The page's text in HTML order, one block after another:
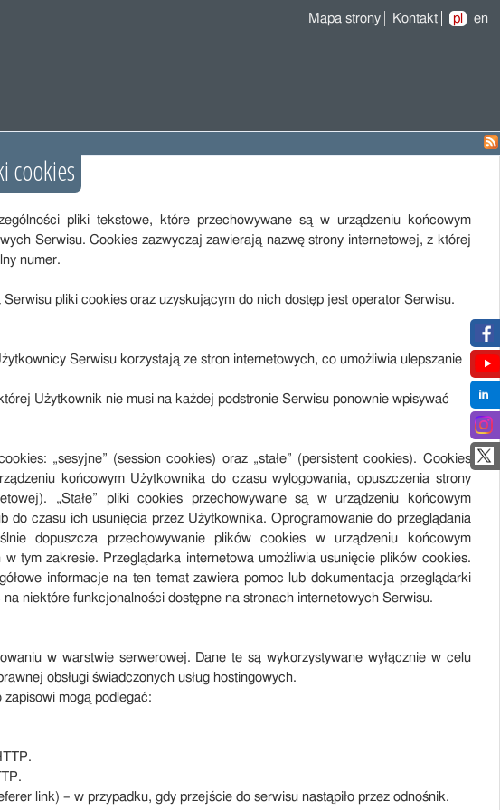
Mapa strony Kontakt pl en
cookies
pliki tekstowe, które przechowywane są w urządzeniu końcowym
Serwisu. Cookies zazwyczaj zawierają nazwę strony internetowej, z której
numer.
pliki cookies oraz uzyskującym do nich dostęp jest operator Serwisu.
Serwisu korzystają ze stron internetowych, co umożliwia ulepszanie
Użytkownik nie musi na każdej podstronie Serwisu ponownie wpisywać
„sesyjne” (session cookies) oraz „stałe” (persistent cookies). Cookies
końcowym Użytkownika do czasu wylogowania, opuszczenia strony
„Stałe” pliki cookies przechowywane są w urządzeniu końcowym
czasu ich usunięcia przez Użytkownika. Oprogramowanie do przeglądania
dopuszcza przechowywanie plików cookies w urządzeniu końcowym
tym zakresie. Przeglądarka internetowa umożliwia usunięcie plików cookies.
informacje na ten temat zawiera pomoc lub dokumentacja przeglądarki
niektóre funkcjonalności dostępne na stronach internetowych Serwisu.
w warstwie serwerowej. Dane te są wykorzystywane wyłącznie w celu
obsługi świadczonych usług hostingowych.
mogą podlegać:
link) – w przypadku, gdy przejście do serwisu nastąpiło przez odnośnik.